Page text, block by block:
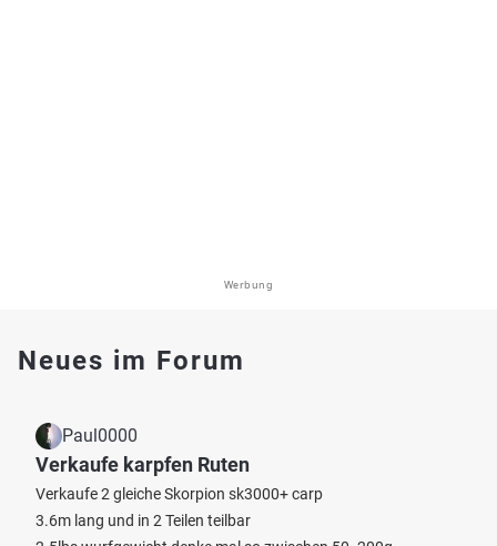
Werbung
Neues im Forum
Paul0000
Verkaufe karpfen Ruten
Verkaufe 2 gleiche Skorpion sk3000+ carp
3.6m lang und in 2 Teilen teilbar